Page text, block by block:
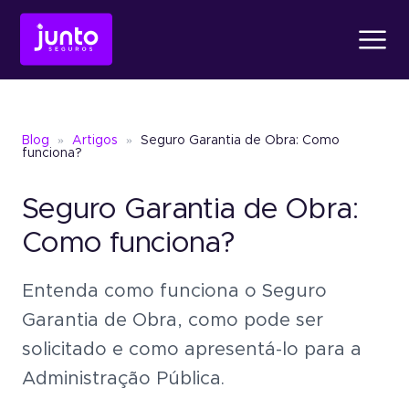
Conheça oFiança
Conheça o Seguro
Seguro Garantia
Um jeito simples de
garantia sem bloquear
Produtos
Conheça oFiança Locatícia
Conheça oSeguro Garantia
Judicial
Um jeito simples de oferecer garantia
Atendimento
Sobre a Junto
Blog » Artigos »
Seguro Garantia de Obra: Como
funciona?
Seguro Garantia de Obra:
Como funciona?
Entenda como funciona o Seguro
Garantia de Obra, como pode ser
solicitado e como apresentá-lo para a
Administração Pública.